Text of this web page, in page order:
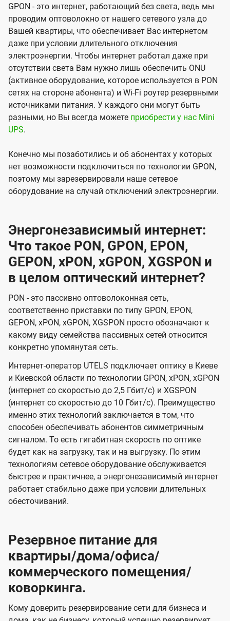
GPON - это интернет, работающий без света, ведь мы
проводим оптоволокно от нашего сетевого узла до
Вашей квартиры, что обеспечивает Вас интернетом
даже при условии длительного отключения
электроэнергии. Чтобы интернет работал даже при
отсутствии света Вам нужно лишь обеспечить ONU
(активное оборудование, которое используется в PON
сетях на стороне абонента) и Wi-Fi роутер резервными
источниками питания. У каждого они могут быть
разными, но Вы всегда можете приобрести у нас Mini
UPS.
Конечно мы позаботились и об абонентах у которых
нет возможности подключиться по технологии GPON,
поэтому мы зарезервировали наше сетевое
оборудование на случай отключений электроэнергии.
Энергонезависимый интернет:
Что такое PON, GPON, EPON,
GEPON, xPON, xGPON, XGSPON и
в целом оптический интернет?
PON - это пассивно оптоволоконная сеть,
соответственно приставки по типу GPON, EPON,
GEPON, xPON, xGPON, XGSPON просто обозначают к
какому виду семейства пассивных сетей относится
конкретно упомянутая сеть.
Интернет-оператор UTELS подключает оптику в Киеве
и Киевской области по технологии GPON, xPON, xGPON
(интернет со скоростью до 2,5 Гбит/с) и XGSPON
(интернет со скоростью до 10 Гбит/с). Преимущество
именно этих технологий заключается в том, что
способен обеспечивать абонентов симметричным
сигналом. То есть гигабитная скорость по оптике
будет как на загрузку, так и на выгрузку. По этим
технологиям сетевое оборудование обслуживается
быстрее и практичнее, а энергонезависимый интернет
работает стабильно даже при условии длительных
обесточиваний.
Резервное питание для
квартиры/дома/офиса/
коммерческого помещения/
коворкинга.
Кому доверить резервирование сети для бизнеса и